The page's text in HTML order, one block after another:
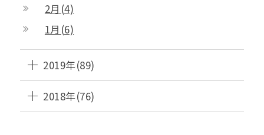
2月(4)
1月(6)
2019年(89)
2018年(76)
HANAMAKI